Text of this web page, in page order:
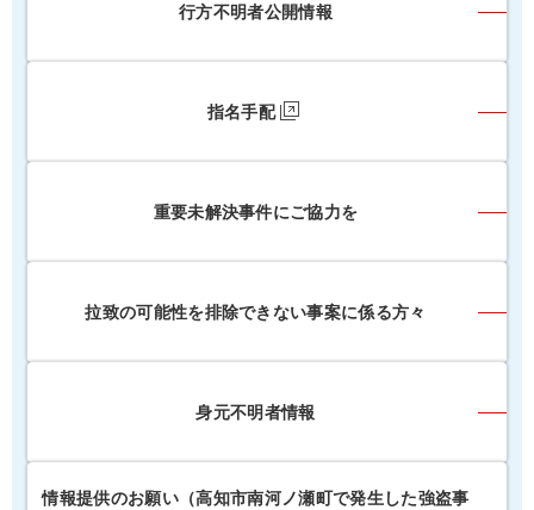
行方不明者公開情報
指名手配
重要未解決事件にご協力を
拉致の可能性を排除できない事案に係る方々
身元不明者情報
情報提供のお願い（高知市南河ノ瀬町で発生した強盗事